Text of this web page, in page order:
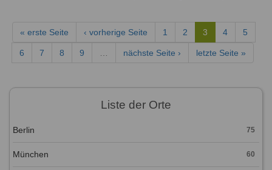
« erste Seite ‹ vorherige Seite 1 2 3 4 5
6 7 8 9 nächste Seite › letzte Seite »
Liste der Orte
Berlin 75
München 60